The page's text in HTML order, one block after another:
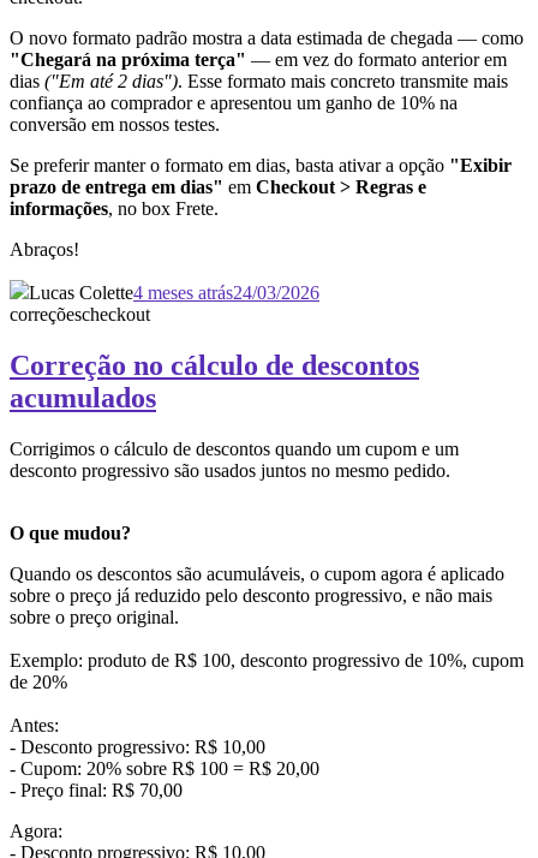
O novo formato padrão mostra a data estimada de chegada — como
"Chegará na próxima terça" — em vez do formato anterior em
dias ("Em até 2 dias"). Esse formato mais concreto transmite mais
confiança ao comprador e apresentou um ganho de 10% na
conversão em nossos testes.
Se preferir manter o formato em dias, basta ativar a opção "Exibir
prazo de entrega em dias" em Checkout > Regras e
informações, no box Frete.
Abraços!
Lucas Colette4 meses atrás24/03/2026
correçõescheckout
Correção no cálculo de descontos
acumulados
Corrigimos o cálculo de descontos quando um cupom e um
desconto progressivo são usados juntos no mesmo pedido.
O que mudou?
Quando os descontos são acumuláveis, o cupom agora é aplicado
sobre o preço já reduzido pelo desconto progressivo, e não mais
sobre o preço original.
Exemplo: produto de R$ 100, desconto progressivo de 10%, cupom
de 20%
Antes:
- Desconto progressivo: R$ 10,00
- Cupom: 20% sobre R$ 100 = R$ 20,00
- Preço final: R$ 70,00
Agora:
- Desconto progressivo: R$ 10,00